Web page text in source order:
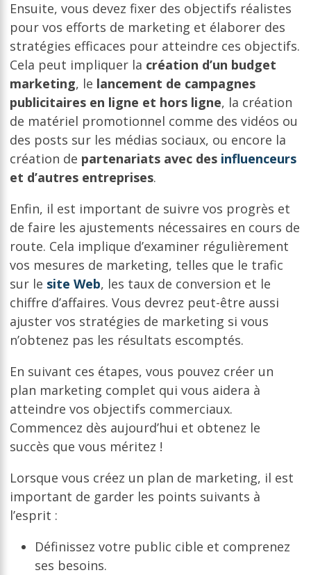
Ensuite, vous devez fixer des objectifs réalistes
pour vos efforts de marketing et élaborer des
stratégies efficaces pour atteindre ces objectifs.
Cela peut impliquer la création d’un budget
marketing, le lancement de campagnes
publicitaires en ligne et hors ligne, la création
de matériel promotionnel comme des vidéos ou
des posts sur les médias sociaux, ou encore la
création de partenariats avec des influenceurs
et d’autres entreprises.
Enfin, il est important de suivre vos progrès et
de faire les ajustements nécessaires en cours de
route. Cela implique d’examiner régulièrement
vos mesures de marketing, telles que le trafic
sur le site Web, les taux de conversion et le
chiffre d’affaires. Vous devrez peut-être aussi
ajuster vos stratégies de marketing si vous
n’obtenez pas les résultats escomptés.
En suivant ces étapes, vous pouvez créer un
plan marketing complet qui vous aidera à
atteindre vos objectifs commerciaux.
Commencez dès aujourd’hui et obtenez le
succès que vous méritez !
Lorsque vous créez un plan de marketing, il est
important de garder les points suivants à
l’esprit :
Définissez votre public cible et comprenez
ses besoins.